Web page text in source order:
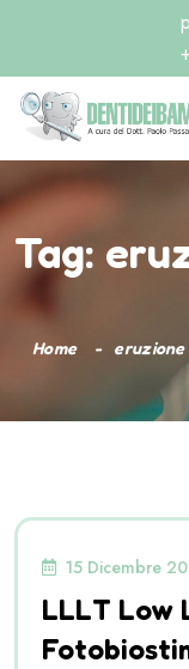
Tag:
Home
15 Dicembre
LLLT Low